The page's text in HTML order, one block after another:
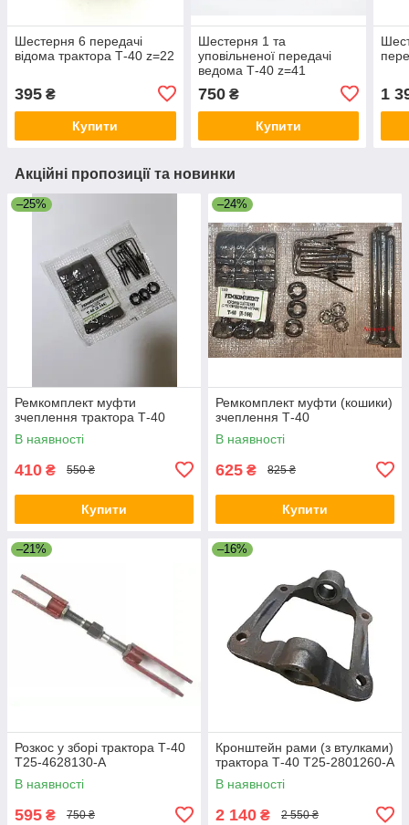
Шестерня 6 передачі
відома трактора Т-40 z=22
395 ₴
Купити
Шестерня 1 та
уповільненої передачі
ведома Т-40 z=41
750₴
Купити
1
Акційні пропозиції та новинки
–25%
Ремкомплект муфти
зчеплення трактора Т-40
В наявності
410 ₴ 550 ₴
Купити
–24%
Ремкомплект муфти (кошики)
зчеплення Т-40
В наявності
625 ₴ 825 ₴
Купити
–21%
Розкос у зборі трактора Т-40
Т25-4628130-А
В наявності
595 ₴ 750 ₴
–16%
Кронштейн рами (з втулками)
трактора Т-40 Т25-2801260-А
В наявності
2 140 ₴ 2 550 ₴